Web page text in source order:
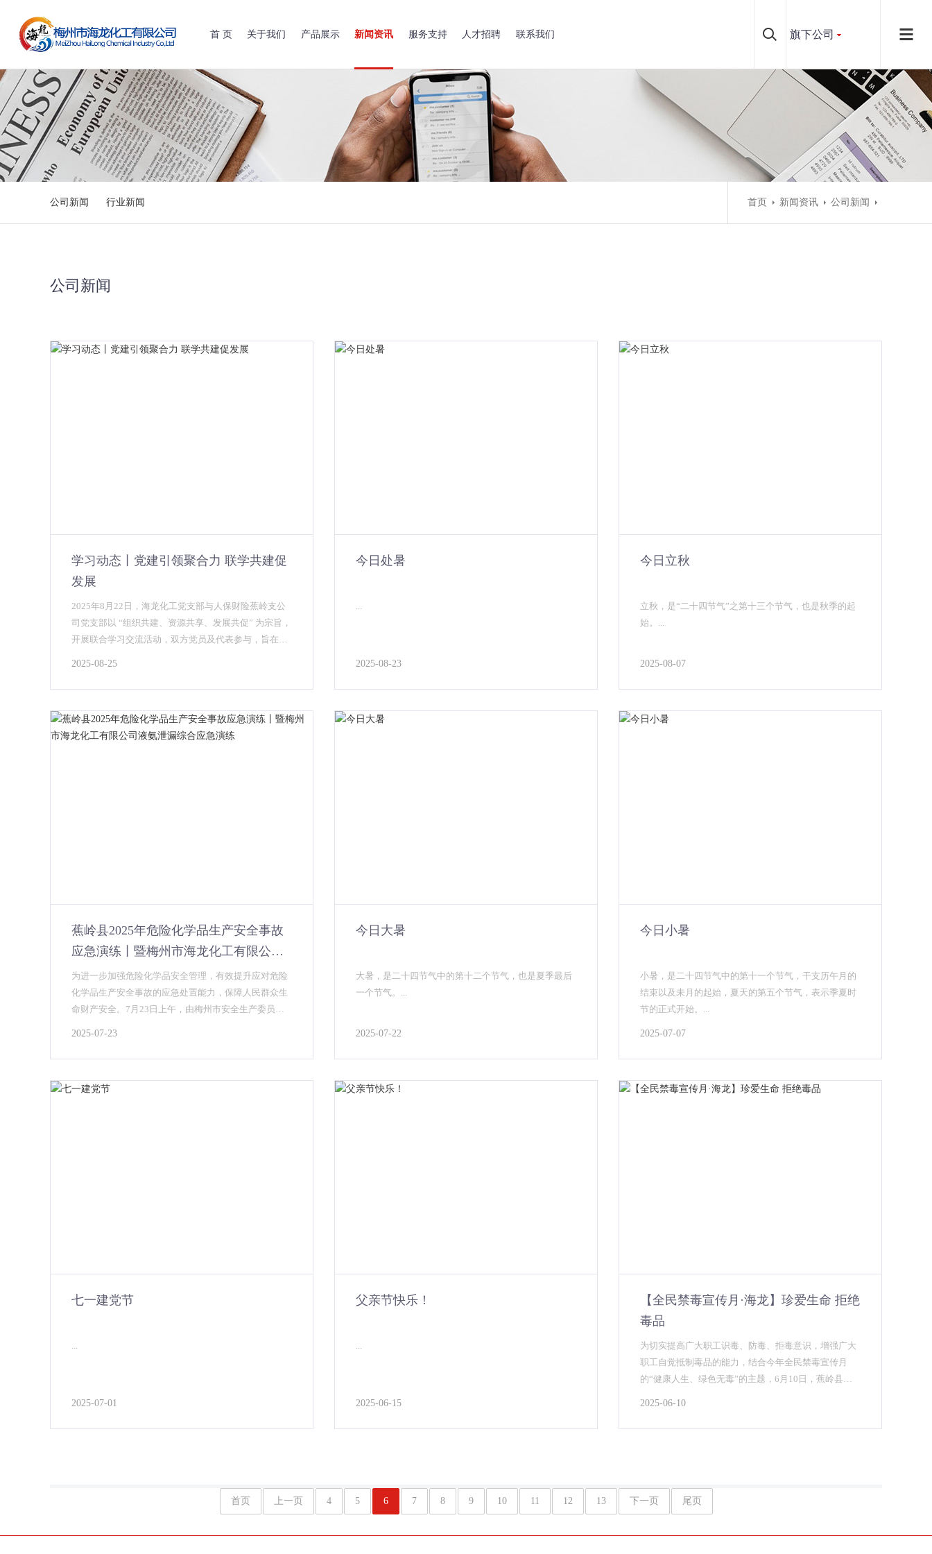
首 页 关于我们 产品展示 新闻资讯 服务支持 人才招聘 联系我们 旗下公司
公司新闻 行业新闻 首页 新闻资讯 公司新闻
公司新闻
学习动态丨党建引领聚合力 联学共建促
发展
2025年8月22日，海龙化工党支部与人保财险蕉岭支公
司党支部以 “组织共建、资源共享、发展共促” 为宗旨，
开展联合学习交流活动，双方党员及代表参与，旨在提
2025-08-25
今日处暑
...
2025-08-23
今日立秋
立秋，是“二十四节气”之第十三个节气，也是秋季的起
始。...
2025-08-07
蕉岭县2025年危险化学品生产安全事故
应急演练丨暨梅州市海龙化工有限公司
液氨泄漏综合应急演练
为进一步加强危险化学品安全管理，有效提升应对危险
化学品生产安全事故的应急处置能力，保障人民群众生
命财产安全。7月23日上午，由梅州市安全生产委员会
练”，梅州市应急管理局、县府办、蕉岭县应急管理局及
2025-07-23
今日大暑
大暑，是二十四节气中的第十二个节气，也是夏季最后
一个节气。...
2025-07-22
今日小暑
小暑，是二十四节气中的第十一个节气，干支历午月的
结束以及未月的起始，夏天的第五个节气，表示季夏时
节的正式开始。...
2025-07-07
七一建党节
...
2025-07-01
父亲节快乐！
...
2025-06-15
【全民禁毒宣传月·海龙】珍爱生命 拒绝
毒品
为切实提高广大职工识毒、防毒、拒毒意识，增强广大
职工自觉抵制毒品的能力，结合今年全民禁毒宣传月
的“健康人生、绿色无毒”的主题，6月10日，蕉岭县禁
2025-06-10
首页 上一页 4 5 6 7 8 9 10 11 12 13 下一页 尾页